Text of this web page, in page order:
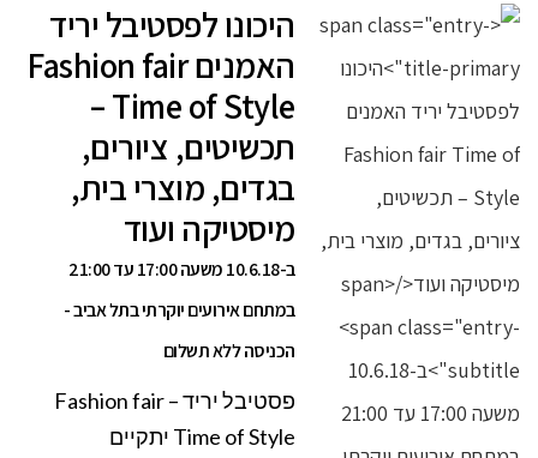
היכונו לפסטיבל יריד
האמנים Fashion fair
Time of Style –
תכשיטים, ציורים,
בגדים, מוצרי בית,
מיסטיקה ועוד
ב-10.6.18 משעה 17:00 עד 21:00
במתחם אירועים יוקרתי בתל אביב -
הכניסה ללא תשלום
פסטיבל יריד Fashion fair –
Time of Style יתקיים